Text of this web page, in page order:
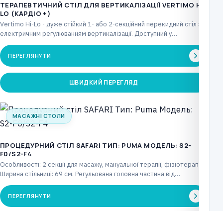
ТЕРАПЕВТИЧНИЙ СТІЛ ДЛЯ ВЕРТИКАЛІЗАЦІЇ VERTIMO HI-
LO (КАРДІО +)
Vertimo Hi-Lo - дуже стійкий 1- або 2-секційний перекидний стіл з
електричним регулюванням вертикалізації. Доступний у…
ПЕРЕГЛЯНУТИ
ШВИДКИЙ ПЕРЕГЛЯД
МАСАЖНІ СТОЛИ
ПРОЦЕДУРНИЙ СТІЛ SAFARI ТИП: PUMA МОДЕЛЬ: S2-
F0/S2-F4
Особливості: 2 секції для масажу, мануальної терапії, фізіотерапії.
Ширина стільниці: 69 см. Регульована головна частина від…
ПЕРЕГЛЯНУТИ